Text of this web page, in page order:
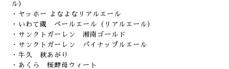
ル）
・ヤッホー よなよなリアルエール
・いわて蔵 ペールエール（リアルエール）
・サンクトガーレン 湘南ゴールド
・サンクトガーレン パイナップルエール
・牛久 秋あがり
・あくら 桜酵母ウィート